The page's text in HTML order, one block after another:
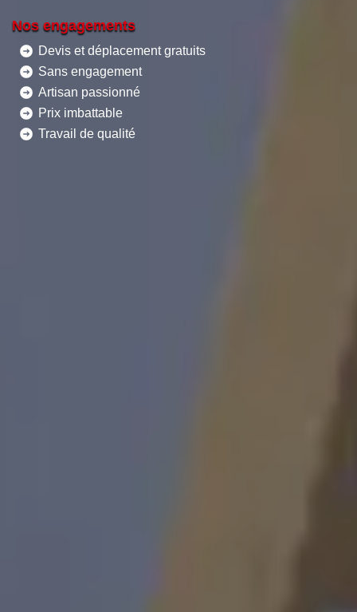
Nos engagements
Devis et déplacement gratuits
Sans engagement
Artisan passionné
Prix imbattable
Travail de qualité